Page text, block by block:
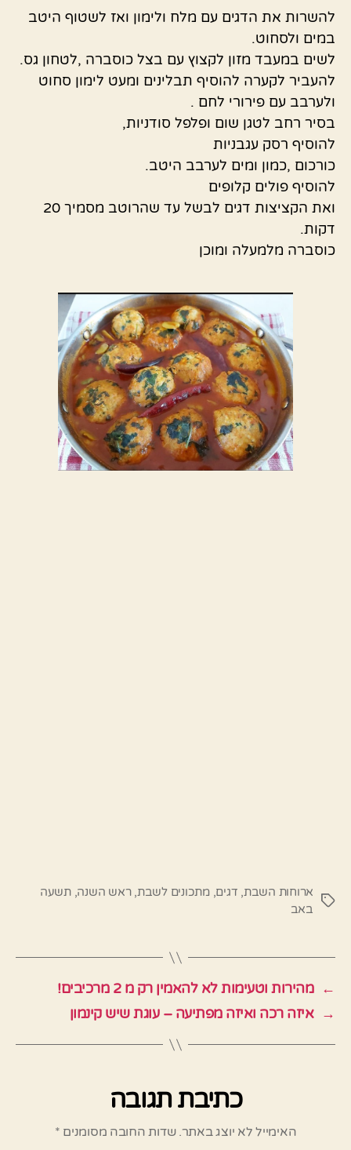
להשרות את הדגים עם מלח ולימון ואז לשטוף היטב
במים ולסחוט.
לשים במעבד מזון לקצוץ עם בצל כוסברה ,לטחון גס.
להעביר לקערה להוסיף תבלינים ומעט לימון סחוט
ולערבב עם פירורי לחם .
בסיר רחב לטגן שום ופלפל סודניות,
להוסיף רסק עגבניות
כורכום ,כמון ומים לערבב היטב.
להוסיף פולים קלופים
ואת הקציצות דגים לבשל עד שהרוטב מסמיך 20
דקות.
כוסברה מלמעלה ומוכן
תגיות
ארוחות השבת, דגים,מתכונים לשבת,ראש השנה,תשעה
באב
← מהירות וטעימות לא להאמין רק מ 2 מרכיבים!
→ איזה רכה ואיזה מפתיעה – עוגת שיש קינמון
כתיבת תגובה
האימייל לא יוצג באתר. שדות החובה מסומנים *